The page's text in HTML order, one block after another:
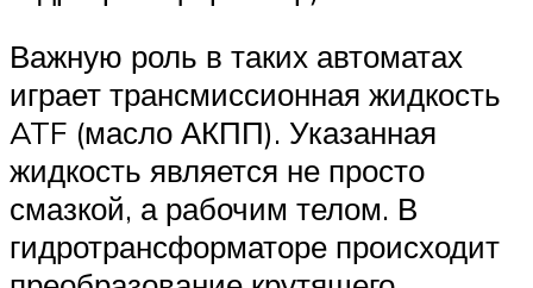
Важную роль в таких автоматах
играет трансмиссионная жидкость
ATF (масло АКПП). Указанная
жидкость является не просто
смазкой, а рабочим телом. В
гидротрансформаторе происходит